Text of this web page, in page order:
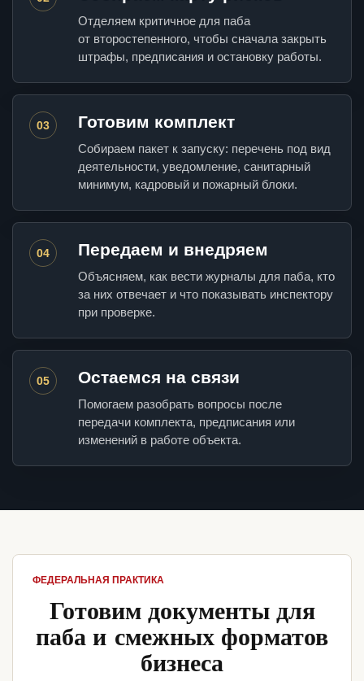
Отделяем критичное для паба
от второстепенного, чтобы сначала закрыть
штрафы, предписания и остановку работы.
03 Готовим комплект
Собираем пакет к запуску: перечень под вид
деятельности, уведомление, санитарный
минимум, кадровый и пожарный блоки.
04 Передаем и внедряем
Объясняем, как вести журналы для паба, кто
за них отвечает и что показывать инспектору
при проверке.
05 Остаемся на связи
Помогаем разобрать вопросы после
передачи комплекта, предписания или
изменений в работе объекта.
ФЕДЕРАЛЬНАЯ ПРАКТИКА
Готовим документы для
паба и смежных форматов
бизнеса